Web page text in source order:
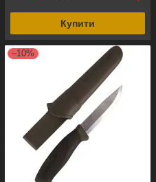
Купити
–10%